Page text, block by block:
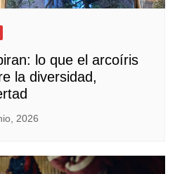
lo que el arcoíris
la diversidad,
2026